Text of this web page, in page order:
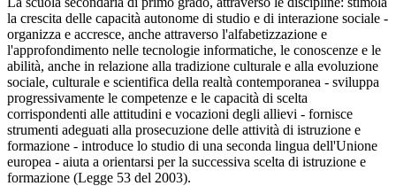
la crescita delle capacità autonome di studio e di interazione sociale -
organizza e accresce, anche attraverso l'alfabetizzazione e
l'approfondimento nelle tecnologie informatiche, le conoscenze e le
abilità, anche in relazione alla tradizione culturale e alla evoluzione
sociale, culturale e scientifica della realtà contemporanea - sviluppa
progressivamente le competenze e le capacità di scelta
corrispondenti alle attitudini e vocazioni degli allievi - fornisce
strumenti adeguati alla prosecuzione delle attività di istruzione e
formazione - introduce lo studio di una seconda lingua dell'Unione
europea - aiuta a orientarsi per la successiva scelta di istruzione e
formazione (Legge 53 del 2003).